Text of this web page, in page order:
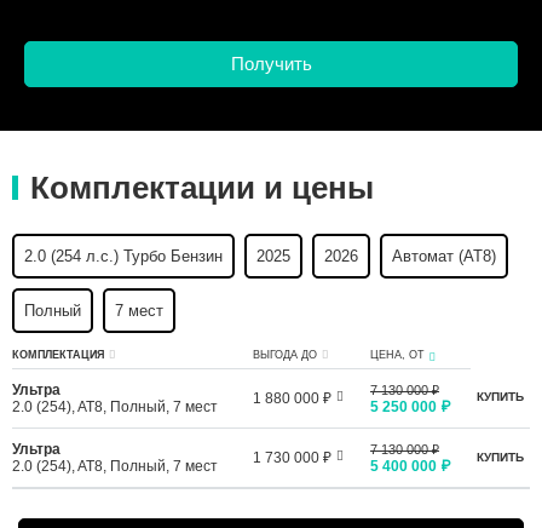
Комплектации и цены
2.0 (254 л.с.) Турбо Бензин 2025 2026 Автомат (AT8)
Полный 7 мест
КОМПЛЕКТАЦИЯ ВЫГОДА ДО ЦЕНА, ОТ
Ультра
2.0 (254), AT8, Полный, 7 мест
1 880 000 ₽ 7 130 000 ₽
5 250 000 ₽
КУПИТЬ
Ультра
2.0 (254), AT8, Полный, 7 мест
1 730 000 ₽ 7 130 000 ₽
5 400 000 ₽
КУПИТЬ